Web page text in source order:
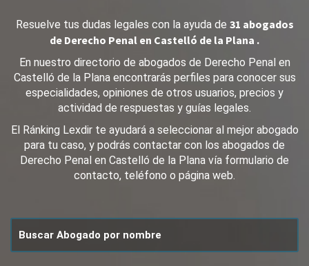
Resuelve tus dudas legales con la ayuda de 31 abogados
de Derecho Penal en Castelló de la Plana .
En nuestro directorio de abogados de Derecho Penal en
Castelló de la Plana encontrarás perfiles para conocer sus
especialidades, opiniones de otros usuarios, precios y
actividad de respuestas y guías legales.
El Ránking Lexdir te ayudará a seleccionar al mejor abogado
para tu caso, y podrás contactar con los abogados de
Derecho Penal en Castelló de la Plana vía formulario de
contacto, teléfono o página web.